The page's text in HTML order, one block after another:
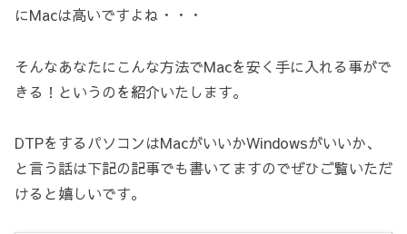
にMacは高いですよね・・・
そんなあなたにこんな方法でMacを安く手に入れる事がで
きる！というのを紹介いたします。
DTPをするパソコンはMacがいいかWindowsがいいか、
と言う話は下記の記事でも書いてますのでぜひご覧いただ
けると嬉しいです。